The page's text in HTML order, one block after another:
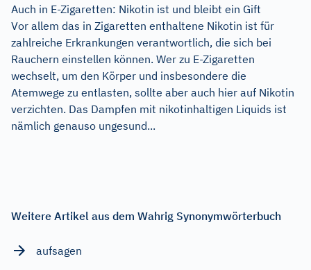
Auch in E-Zigaretten: Nikotin ist und bleibt ein Gift
Vor allem das in Zigaretten enthaltene Nikotin ist für
zahlreiche Erkrankungen verantwortlich, die sich bei
Rauchern einstellen können. Wer zu E-Zigaretten
wechselt, um den Körper und insbesondere die
Atemwege zu entlasten, sollte aber auch hier auf Nikotin
verzichten. Das Dampfen mit nikotinhaltigen Liquids ist
nämlich genauso ungesund...
Weitere Artikel aus dem Wahrig Synonymwörterbuch
aufsagen